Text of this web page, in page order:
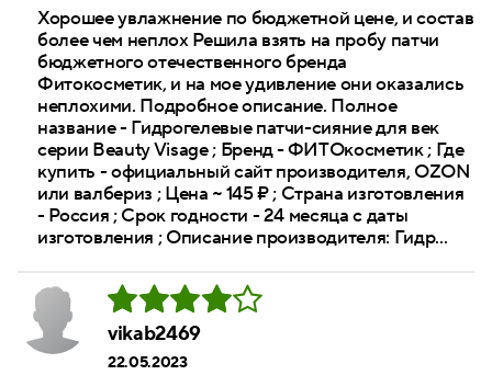
Хорошее увлажнение по бюджетной цене, и состав
более чем неплох Решила взять на пробу патчи
бюджетного отечественного бренда
Фитокосметик, и на мое удивление они оказались
неплохими. Подробное описание. Полное
название - Гидрогелевые патчи-сияние для век
серии Beauty Visage ; Бренд - ФИТОкосметик ; Где
купить - официальный сайт производителя, OZON
или валбериз ; Цена ~ 145 ₽ ; Страна изготовления
- Россия ; Срок годности - 24 месяца с даты
изготовления ; Описание производителя: Гидр...
vikab2469
22.05.2023